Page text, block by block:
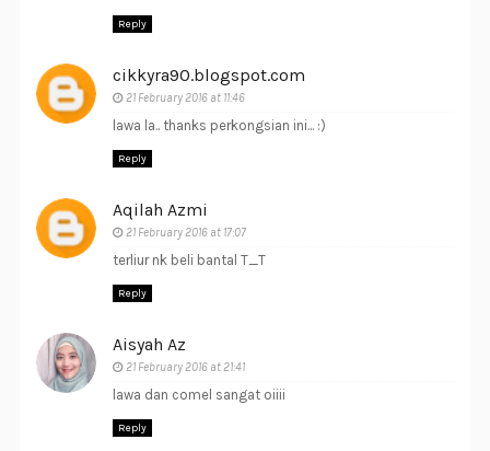
Reply
cikkyra90.blogspot.com
21 February 2016 at 11:46
lawa la.. thanks perkongsian ini... :)
Reply
Aqilah Azmi
21 February 2016 at 17:07
terliur nk beli bantal T_T
Reply
Aisyah Az
21 February 2016 at 21:41
lawa dan comel sangat oiiii
Reply